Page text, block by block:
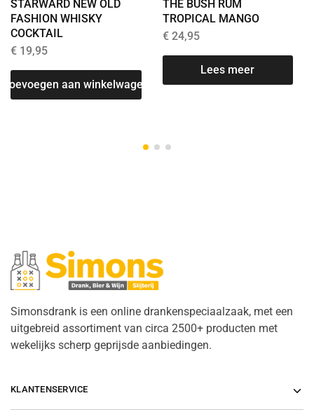
STARWARD NEW OLD
FASHION WHISKY
COCKTAIL
€ 19,95
Toevoegen aan winkelwagen
THE BUSH RUM
TROPICAL MANGO
€24,95
Lees meer
Simonsdrank is een online drankenspeciaalzaak, met een
uitgebreid assortiment van circa 2500+ producten met
wekelijks scherp geprijsde aanbiedingen.
KLANTENSERVICE